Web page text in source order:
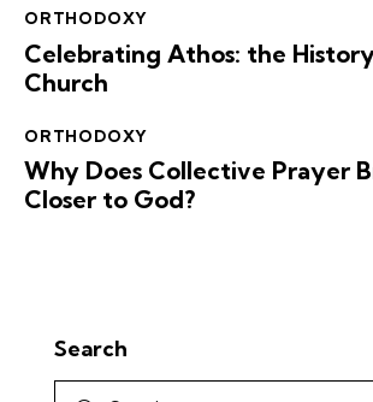
ORTHODOXY
Celebrating Athos: the
Church
ORTHODOXY
Why Does Collective Prayer
Closer to God?
Search